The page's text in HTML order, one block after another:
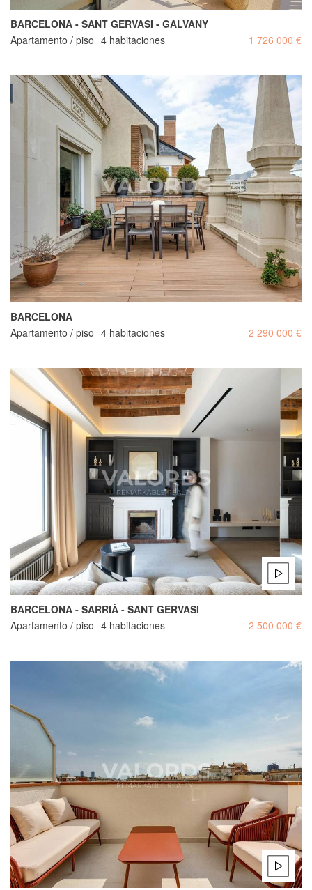
BARCELONA - SANT GERVASI - GALVANY
Apartamento / piso 4 habitaciones 1 726 000 €
BARCELONA
Apartamento / piso 4 habitaciones 2 290 000 €
BARCELONA - SARRIÀ - SANT GERVASI
Apartamento / piso 4 habitaciones 2 500 000 €